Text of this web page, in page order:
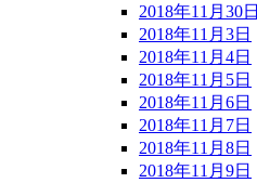
2018年11月30日
2018年11月3日
2018年11月4日
2018年11月5日
2018年11月6日
2018年11月7日
2018年11月8日
2018年11月9日